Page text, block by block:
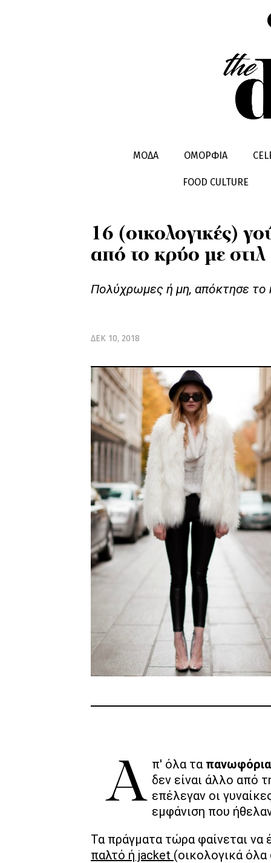
ΜΟΔΑ ΟΜΟΡΦΙΑ
FOOD CULTURE
SHOPPING ΜΟΔΑ
16 (οικολογικές)
από το κρύο με στιλ
Πολύχρωμες ή μη, απόκτησε το
ΔΕΚ 10, 2018
Απ' όλα τα πανωφόρια
δεν είναι άλλο από
επέλεγαν οι
εμφάνιση που
Τα πράγματα τώρα φαίνεται να
παλτό ή jacket (οικολογικά